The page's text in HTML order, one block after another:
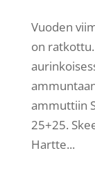
Vuoden
on
ammuttiin
25+25.
Hartte...